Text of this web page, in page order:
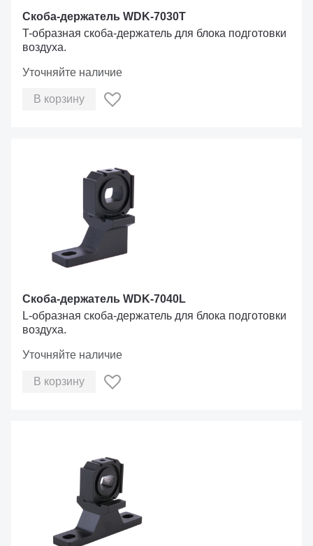
Скоба-держатель WDK-7030T
T-образная скоба-держатель для блока подготовки
воздуха.
Уточняйте наличие
В корзину
Скоба-держатель WDK-7040L
L-образная скоба-держатель для блока подготовки
воздуха.
Уточняйте наличие
В корзину